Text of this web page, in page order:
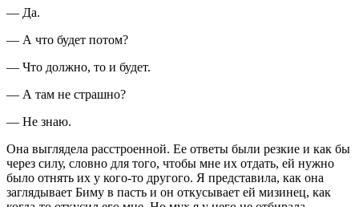
— Да.
— А что будет потом?
— Что должно, то и будет.
— А там не страшно?
— Не знаю.
Она выглядела расстроенной. Ее ответы были резкие и как бы
через силу, словно для того, чтобы мне их отдать, ей нужно
было отнять их у кого-то другого. Я представила, как она
заглядывает Биму в пасть и он откусывает ей мизинец, как